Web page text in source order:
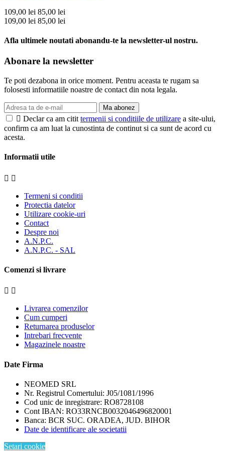
109,00 lei 85,00 lei
109,00 lei 85,00 lei
Afla ultimele noutati abonandu-te la newsletter-ul nostru.
Abonare la newsletter
Te poti dezabona in orice moment. Pentru aceasta te rugam sa
folosesti informatiile noastre de contact din nota legala.
Ma abonez
 Declar ca am citit termenii si conditiile de utilizare a site-ului,
confirm ca am luat la cunostinta de continut si ca sunt de acord cu
acesta.
Informatii utile
 
Termeni si conditii
Protectia datelor
Utilizare cookie-uri
Contact
Despre noi
A.N.P.C.
A.N.P.C. - SAL
Comenzi si livrare
 
Livrarea comenzilor
Cum cumperi
Returnarea produselor
Intrebari frecvente
Magazinele noastre
Date Firma
NEOMED SRL
Nr. Registrul Comertului: J05/1081/1996
Cod unic de inregistrare: RO8728108
Cont IBAN: RO33RNCB0032046496820001
Banca: BCR SUC. ORADEA, JUD. BIHOR
Date de identificare ale societatii
Setari cookie